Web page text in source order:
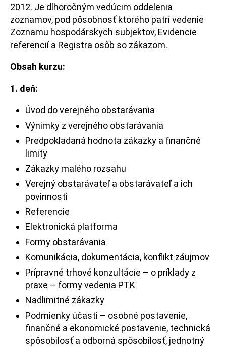
2012. Je dlhoročným vedúcim oddelenia
zoznamov, pod pôsobnosť ktorého patrí vedenie
Zoznamu hospodárskych subjektov, Evidencie
referencií a Registra osôb so zákazom.
Obsah kurzu:
1. deň:
Úvod do verejného obstarávania
Výnimky z verejného obstarávania
Predpokladaná hodnota zákazky a finančné
limity
Zákazky malého rozsahu
Verejný obstarávateľ a obstarávateľ a ich
povinnosti
Referencie
Elektronická platforma
Formy obstarávania
Komunikácia, dokumentácia, konflikt záujmov
Prípravné trhové konzultácie – o príklady z
praxe – formy vedenia PTK
Nadlimitné zákazky
Podmienky účasti – osobné postavenie,
finančné a ekonomické postavenie, technická
spôsobilosť a odborná spôsobilosť, jednotný